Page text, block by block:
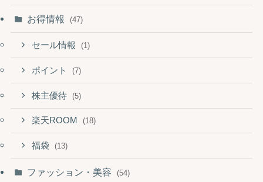
お得情報 (47)
セール情報 (1)
ポイント (7)
株主優待 (5)
楽天ROOM (18)
福袋 (13)
ファッション・美容 (54)